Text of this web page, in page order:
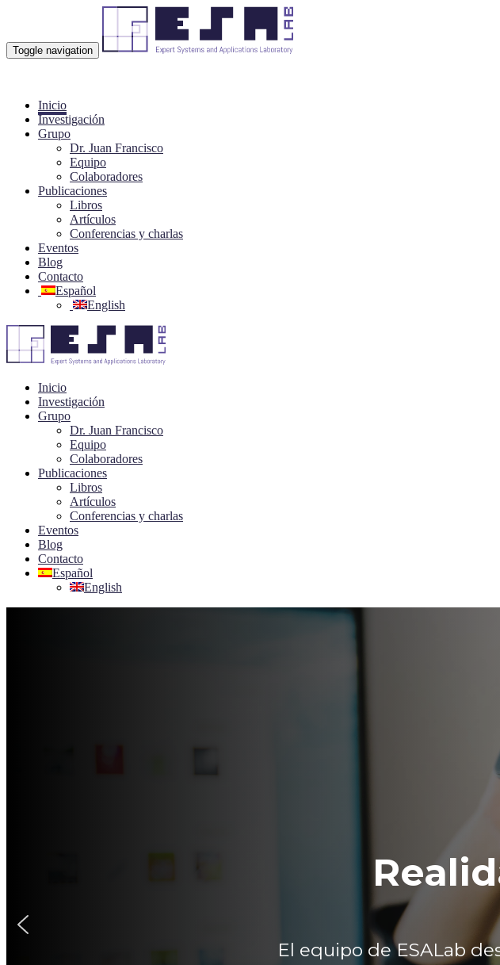
Toggle navigation
Inicio
Investigación
Grupo
Dr. Juan Francisco
Equipo
Colaboradores
Publicaciones
Libros
Artículos
Conferencias y charlas
Eventos
Blog
Contacto
Español
English
Inicio
Investigación
Grupo
Dr. Juan Francisco
Equipo
Colaboradores
Publicaciones
Libros
Artículos
Conferencias y charlas
Eventos
Blog
Contacto
Español
English
El equipo de ESALab